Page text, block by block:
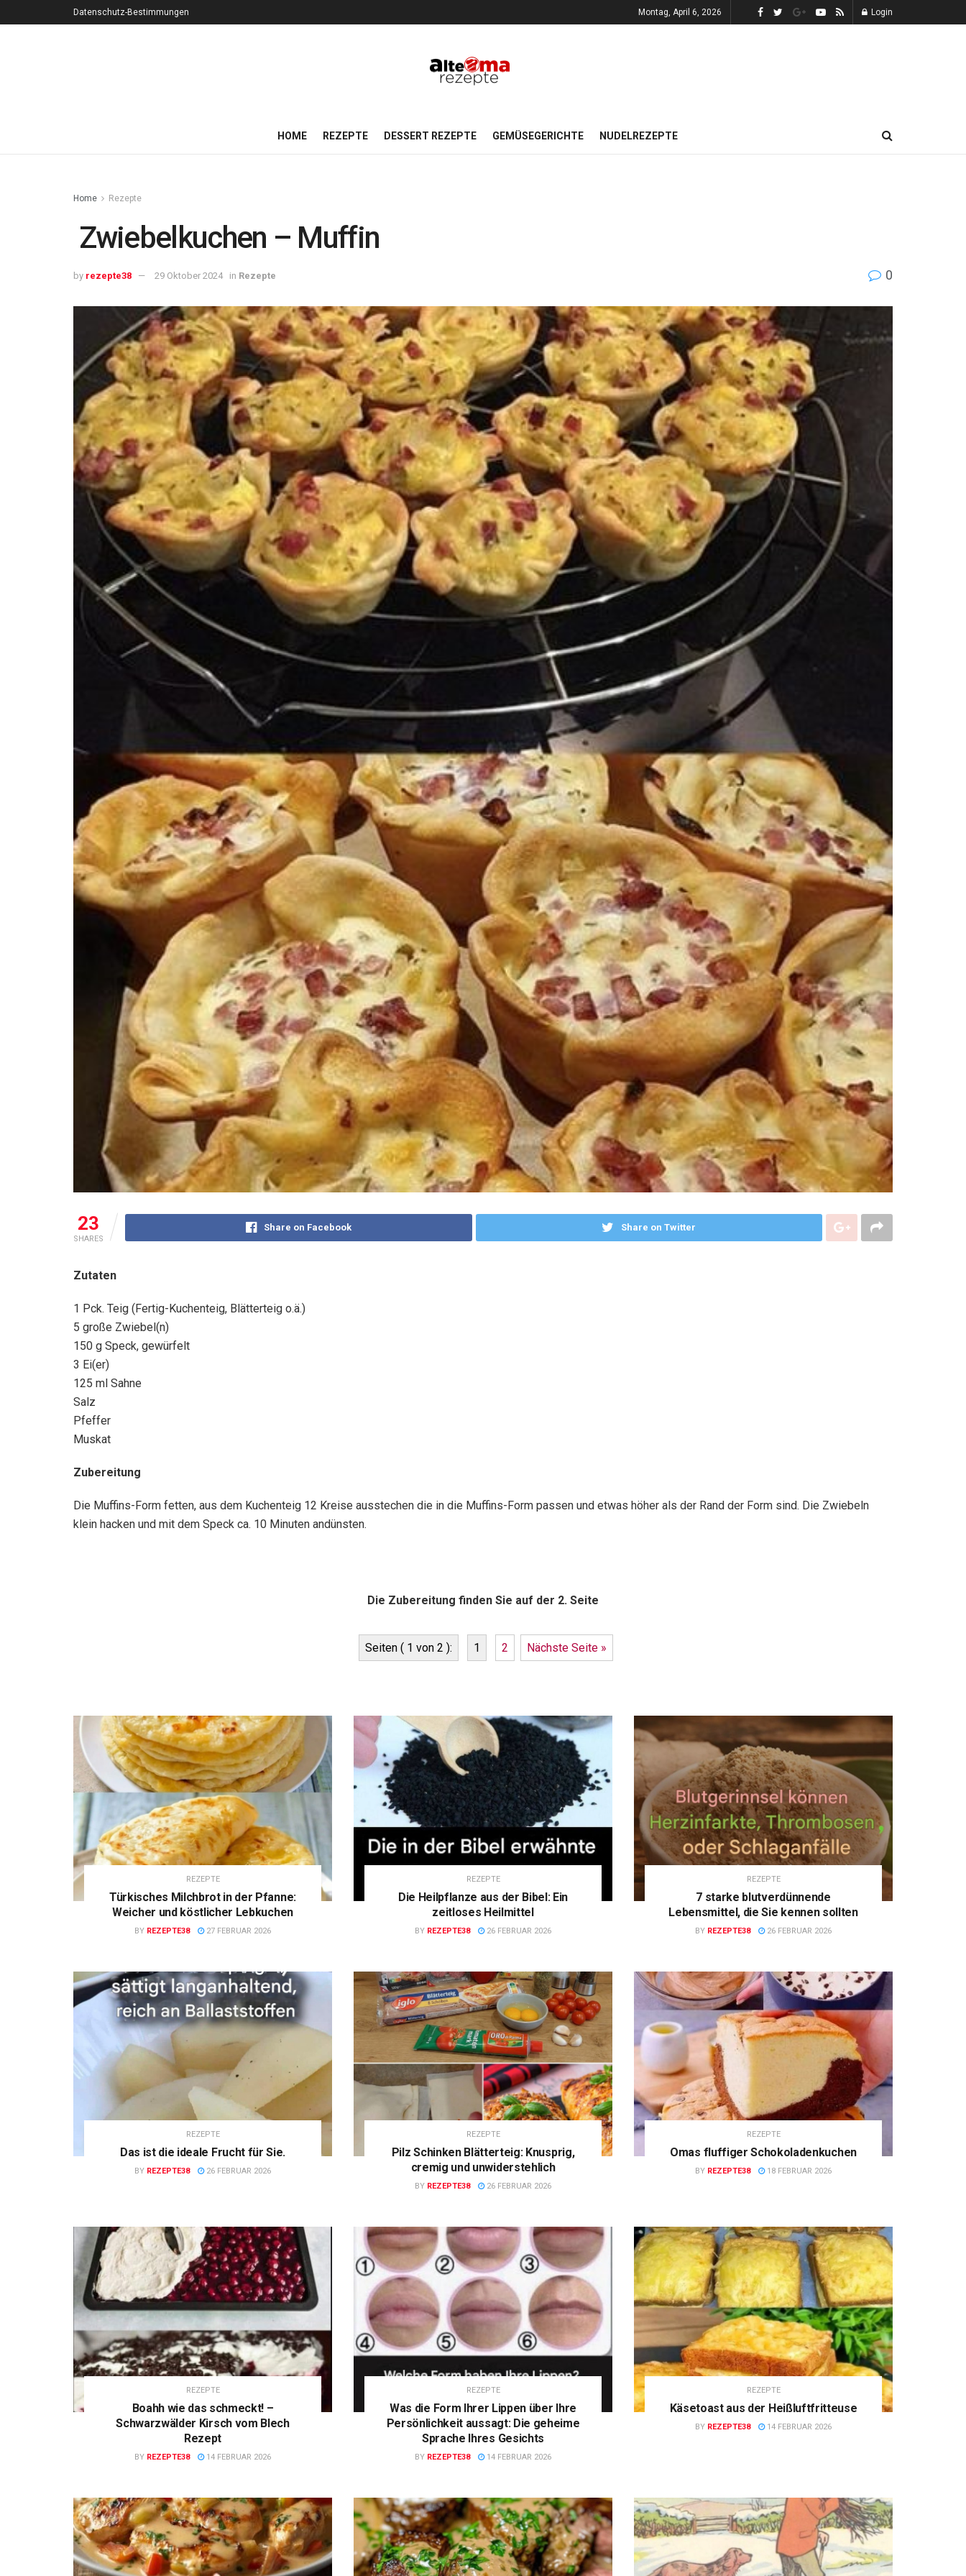
Datenschutz-Bestimmungen Montag, April 6, 2026 Login
HOME REZEPTE DESSERT REZEPTE GEMÜSEGERICHTE NUDELREZEPTE
Home Rezepte
Zwiebelkuchen – Muffin
by rezepte38 29 Oktober 2024 in Rezepte 0
23
SHARES
Share on Facebook Share on Twitter
Zutaten
1 Pck. Teig (Fertig-Kuchenteig, Blätterteig o.ä.)
5 große Zwiebel(n)
150 g Speck, gewürfelt
3 Ei(er)
125 ml Sahne
Salz
Pfeffer
Muskat
Zubereitung
Die Muffins-Form fetten, aus dem Kuchenteig 12 Kreise ausstechen die in die Muffins-Form passen und etwas höher als der Rand der Form sind. Die Zwiebeln
klein hacken und mit dem Speck ca. 10 Minuten andünsten.
Die Zubereitung finden Sie auf der 2. Seite
Seiten ( 1 von 2 ): 1 2 Nächste Seite »
REZEPTE
Türkisches Milchbrot in der Pfanne:
Weicher und köstlicher Lebkuchen
BY REZEPTE38 27 FEBRUAR 2026
REZEPTE
Die Heilpflanze aus der Bibel: Ein
zeitloses Heilmittel
BY REZEPTE38 26 FEBRUAR 2026
REZEPTE
7 starke blutverdünnende
Lebensmittel, die Sie kennen sollten
BY REZEPTE38 26 FEBRUAR 2026
REZEPTE
Das ist die ideale Frucht für Sie.
BY REZEPTE38 26 FEBRUAR 2026
REZEPTE
Pilz Schinken Blätterteig: Knusprig,
cremig und unwiderstehlich
BY REZEPTE38 26 FEBRUAR 2026
REZEPTE
Omas fluffiger Schokoladenkuchen
BY REZEPTE38 18 FEBRUAR 2026
REZEPTE
Boahh wie das schmeckt! –
Schwarzwälder Kirsch vom Blech
Rezept
BY REZEPTE38 14 FEBRUAR 2026
REZEPTE
Was die Form Ihrer Lippen über Ihre
Persönlichkeit aussagt: Die geheime
Sprache Ihres Gesichts
BY REZEPTE38 14 FEBRUAR 2026
REZEPTE
Käsetoast aus der Heißluftfritteuse
BY REZEPTE38 14 FEBRUAR 2026